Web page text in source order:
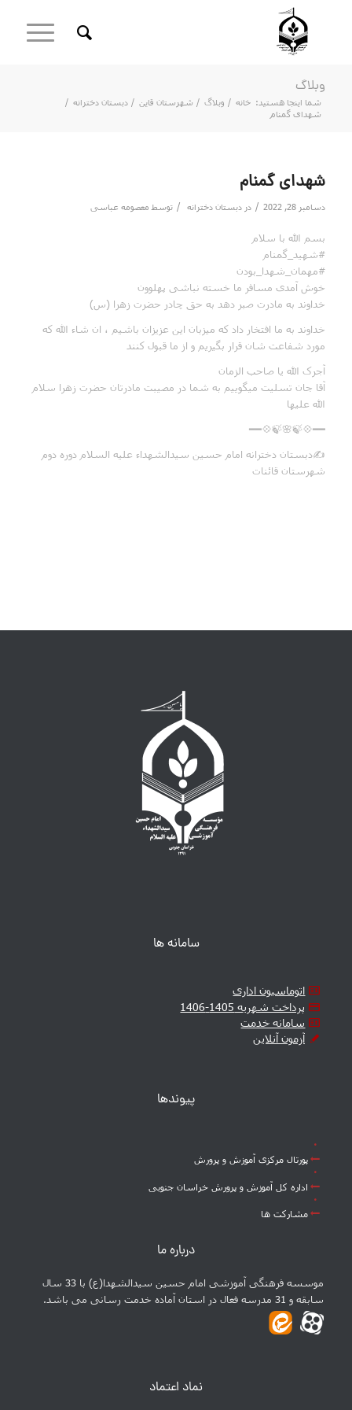
وبلاگ
شما اینجا هستید: خانه / وبلاگ / شهرستان قاین / دبستان دخترانه /
شهدای گمنام
شهدای گمنام
دسامبر 28, 2022 / در دبستان دخترانه / توسط معصومه عباسی
بسم الله با سلام
#شهید_گمنام
#مهمان_شهدا_بودن
خوش آمدی مسافر ما خسته نباشی پهلوون
خداوند به مادرت صبر دهد به حق چادر حضرت زهرا (س)
خداوند به ما افتخار داد که میزبان این عزیزان باشیم ، ان شاء الله که
مورد شفاعت شان قرار بگیریم و از ما قبول کنند
آجرک الله یا صاحب الزمان
آقا جان تسلیت میگوییم به شما در مصیبت مادرتان حضرت زهرا سلام
الله علیها
━━💠🍃🌸🍃💠━━
✍دبستان دخترانه امام حسین سیدالشهداء علیه السلام دوره دوم
شهرستان قائنات
سامانه ها
اتوماسیون اداری
پرداخت شهریه 1405-1406
سامانه خدمت
آزمون آنلاین
پیوندها
پورتال مرکزی آموزش و پرورش
اداره کل آموزش و پرورش خراسان جنوبی
مشارکت ها
درباره ما
موسسه فرهنگی آموزشی امام حسین سیدالشهدا(ع) با 33 سال
سابقه و 31 مدرسه فعال در استان آماده خدمت رسانی می باشد.
نماد اعتماد